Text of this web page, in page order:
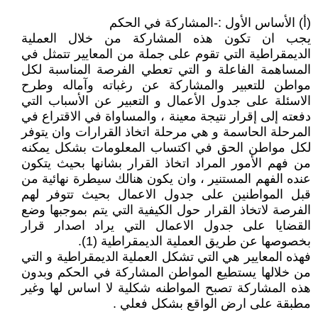
(أ) الأساس الأول :-المشاركة في الحكم
يجب ان تكون هذه المشاركة من خلال العملية
الديمقراطية التي تقوم على جملة من المعايير تتمثل في
المساهمة الفاعلة و التي تعطي الفرصة المناسبة لكل
مواطن للتعبير والمشاركة عن رغباته وآماله وطرح
الاسئلة على جدول الأعمال و التعبير عن الأسباب التي
دفعته إلى إقرار نتيجة معينة ، والمساواة في الاقتراع في
المرحلة الحاسمة و هي مرحلة اتخاذ القرارات وان يتوفر
لكل مواطن الحق في اكتساب المعلومات بشكل يمكنه
من فهم الأمور المراد اتخاذ القرار بشانها بحيث يتكون
عنده الفهم المستنير ، وان يكون هنالك سيطرة نهائية من
قبل المواطنين على جدول الاعمال بحيث تتوفر لهم
الفرصة لاتخاذ القرار حول الكيفية التي يتم بموجبها وضع
القضايا على جدول الاعمال التي يراد اصدار قرار
بخصوصها عن طريق العملية الديمقراطية (1).
فهذه المعايير هي التي تشكل العملية الديمقراطية و التي
من خلالها يستطيع المواطن المشاركة في الحكم وبدون
هذه المشاركة تصبح المواطنه شكلية لا اساس لها وغير
مطبقة على ارض الواقع بشكل فعلي .